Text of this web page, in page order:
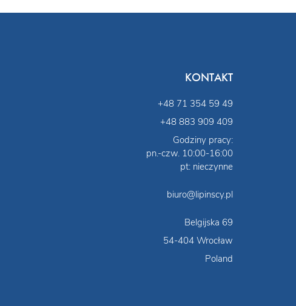
KONTAKT
+48 71 354 59 49
+48 883 909 409
Godziny pracy:
pn.-czw. 10:00-16:00
pt: nieczynne
biuro@lipinscy.pl
Belgijska 69
54-404 Wrocław
Poland